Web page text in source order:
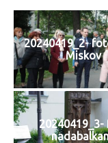
20240419_2-
Miskov